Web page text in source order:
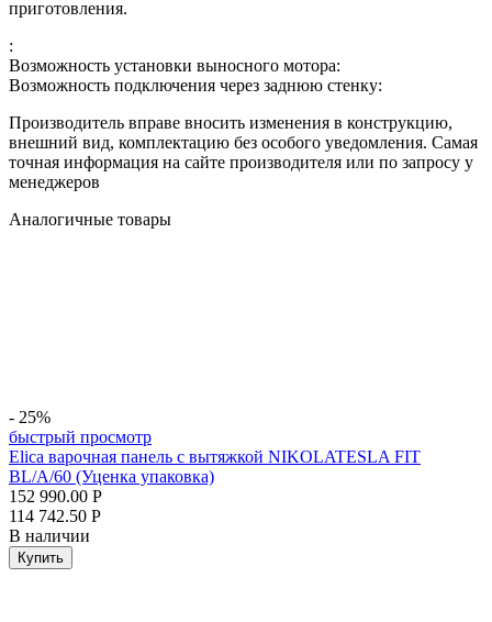
приготовления.
:
Возможность установки выносного мотора:
Возможность подключения через заднюю стенку:
Производитель вправе вносить изменения в конструкцию,
внешний вид, комплектацию без особого уведомления. Самая
точная информация на сайте производителя или по запросу у
менеджеров
Аналогичные товары
- 25%
быстрый просмотр
Elica варочная панель с вытяжкой NIKOLATESLA FIT
BL/A/60 (Уценка упаковка)
152 990.00 Р
114 742.50 Р
В наличии
Купить